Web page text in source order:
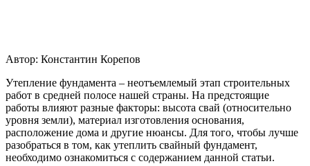
Автор: Константин Корепов
Утепление фундамента – неотъемлемый этап строительных
работ в средней полосе нашей страны. На предстоящие
работы влияют разные факторы: высота свай (относительно
уровня земли), материал изготовления основания,
расположение дома и другие нюансы. Для того, чтобы лучше
разобраться в том, как утеплить свайный фундамент,
необходимо ознакомиться с содержанием данной статьи.